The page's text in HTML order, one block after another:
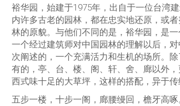
裕华园，始建于1975年，出自于一位台湾
内许多古老的园林，都在忠实地还原，或
林的原貌。与他们不同的是，裕华园，是
一个经过建筑师对中国园林的理解以后，
次阐述的，一个充满活力和生机的场所。
有的，亭、台、楼、阁、轩、舍、廊以外
西式味十足的大草坪，这样的搭配，异于传
五步一楼，十步一阁，廊腰缦回，檐牙高